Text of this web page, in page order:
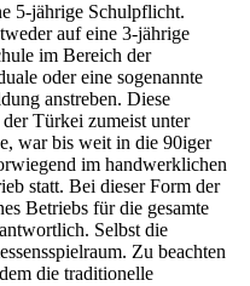
5-jährige Schulpflicht.
auf eine 3-jährige
im Bereich der
oder eine sogenannte
anstreben. Diese
Türkei zumeist unter
war bis weit in die 90iger
im handwerklichen
statt. Bei dieser Form der
Betriebs für die gesamte
Selbst die
Zu beachten
die traditionelle